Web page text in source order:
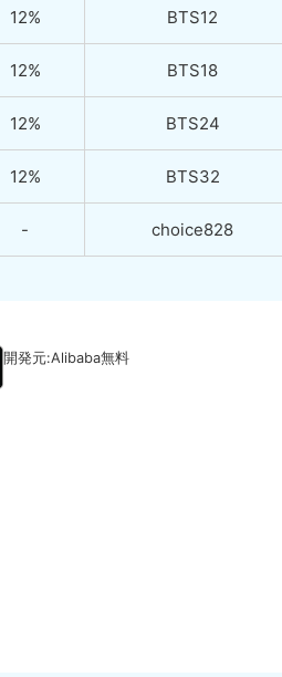
12% BTS12
12% BTS18
12% BTS24
12% BTS32
- choice828
開発元:Alibaba無料